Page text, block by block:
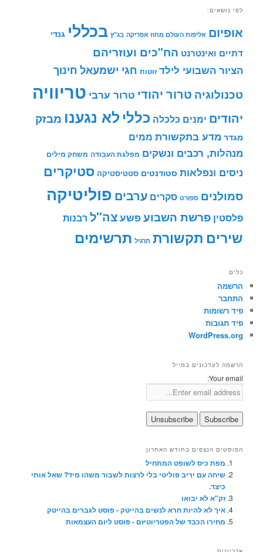
לפי נושאים:
אופיום אליפות העולם מחוז אפריקה בג"ץ בכללי גנדי
דתיים ואינטרנט הח"כים ועוזריהם
הציור השבועי לילד זוטות חגי ישמעאל חינוך
טכנולוגיה טרור יהודי טרור ערבי טריוויה
יהודים ימנים כלכלה כללי לא נגענו מבזק
מגדר מדע בתקשורת ממים
מנהלות, רכבים ונשקים מפלגת העבודה משחק מילים
ניסים ונפלאות סטודנטים סטטיסטיקה סטיקרים
סמולנים ספורט סקרים ערבים פוליטיקה
פלסטין פרשת השבועפשעצה"ל רבנות
שירים תקשורת תרגיל תרשימים
כלים
הרשמה
התחבר
פיד רשומות
פיד תגובות
WordPress.org
הרשמה לעדכונים במייל
Your email:
הפוסטים הנצפים בחודש האחרון
מפת כיס לשופט המתחיל
שיחה עם יריב פוליטי בלי לרצות לשבור משהו מיד? שאל אותי
כיצד.
זק"א לא יבואו
איך לא להיות חרא לנשים בהייטק - פוסט לגברים בהייטק
מחירו הכבד של הפטריוטיזם - פוסט ליום העצמאות